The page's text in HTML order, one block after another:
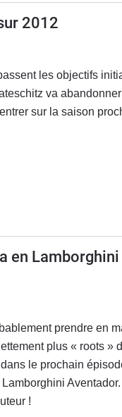
2012
les objectifs
va
sur la saison
en Lamborghini
prendre en
plus « roots »
le prochain
Aventador.
!